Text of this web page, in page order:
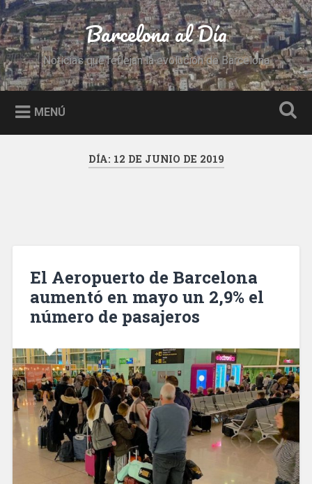
Saltar
al
contenido
Buscar Barcelona al Día
Noticias que reflejan la evolución de Barcelona
MENÚ
DÍA: 12 DE JUNIO DE 2019
El Aeropuerto de Barcelona
aumentó en mayo un 2,9% el
número de pasajeros